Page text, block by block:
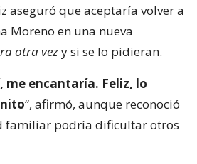
aseguró que aceptaría volver a
Moreno en una nueva
otra vezy si se lo pidieran.
me encantaría. Feliz, lo
“, afirmó, aunque reconoció
familiar podría dificultar otros